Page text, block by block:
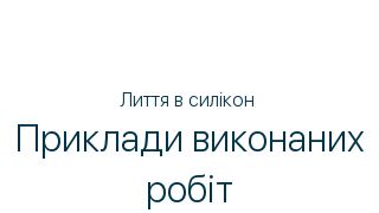
Лиття в силікон
Приклади виконаних
робіт